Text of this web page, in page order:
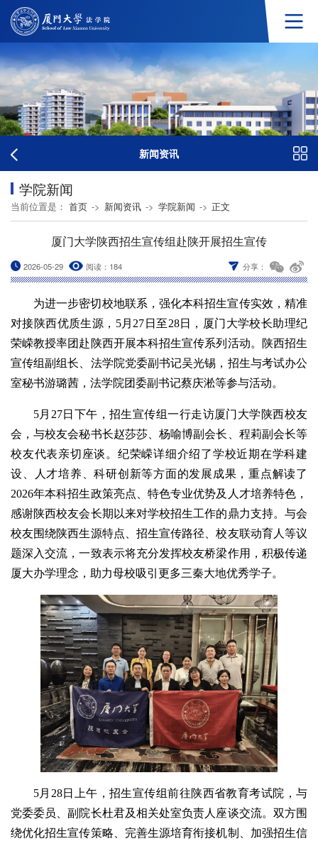
新闻资讯
学院新闻
当前位置是： 首页 -> 新闻资讯 -> 学院新闻 -> 正文
厦门大学陕西招生宣传组赴陕开展招生宣传
2026-05-29 阅读： 184 分享：
为进一步密切校地联系，强化本科招生宣传实效，精准
对接陕西优质生源，5月27日至28日，厦门大学校长助理纪
荣嵘教授率团赴陕西开展本科招生宣传系列活动。陕西招生
宣传组副组长、法学院党委副书记吴光锡，招生与考试办公
室秘书游璐茜，法学院团委副书记蔡庆淞等参与活动。
5月27日下午，招生宣传组一行走访厦门大学陕西校友
会，与校友会秘书长赵莎莎、杨喻博副会长、程莉副会长等
校友代表亲切座谈。纪荣嵘详细介绍了学校近期在学科建
设、人才培养、科研创新等方面的发展成果，重点解读了
2026年本科招生政策亮点、特色专业优势及人才培养特色，
感谢陕西校友会长期以来对学校招生工作的鼎力支持。与会
校友围绕陕西生源特点、招生宣传路径、校友联动育人等议
题深入交流，一致表示将充分发挥校友桥梁作用，积极传递
厦大办学理念，助力母校吸引更多三秦大地优秀学子。
5月28日上午，招生宣传组前往陕西省教育考试院，与
党委委员、副院长杜君及相关处室负责人座谈交流。双方围
绕优化招生宣传策略、完善生源培育衔接机制、加强招生信